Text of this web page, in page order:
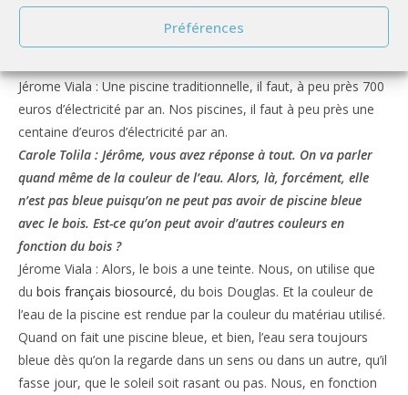
Préférences
système de filtration. Combien ça consomme une piscine
Jérome Viala : Une piscine traditionnelle, il faut, à peu près 700
euros d’électricité par an. Nos piscines, il faut à peu près une
centaine d’euros d’électricité par an.
Carole Tolila : Jérôme, vous avez réponse à tout. On va parler
quand même de la couleur de l’eau. Alors, là, forcément, elle
n’est pas bleue puisqu’on ne peut pas avoir de piscine bleue
avec le bois. Est-ce qu’on peut avoir d’autres couleurs en
fonction du bois ?
Jérome Viala : Alors, le bois a une teinte. Nous, on utilise que
du bois français biosourcé, du bois Douglas. Et la couleur de
l’eau de la piscine est rendue par la couleur du matériau utilisé.
Quand on fait une piscine bleue, et bien, l’eau sera toujours
bleue dès qu’on la regarde dans un sens ou dans un autre, qu’il
fasse jour, que le soleil soit rasant ou pas. Nous, en fonction